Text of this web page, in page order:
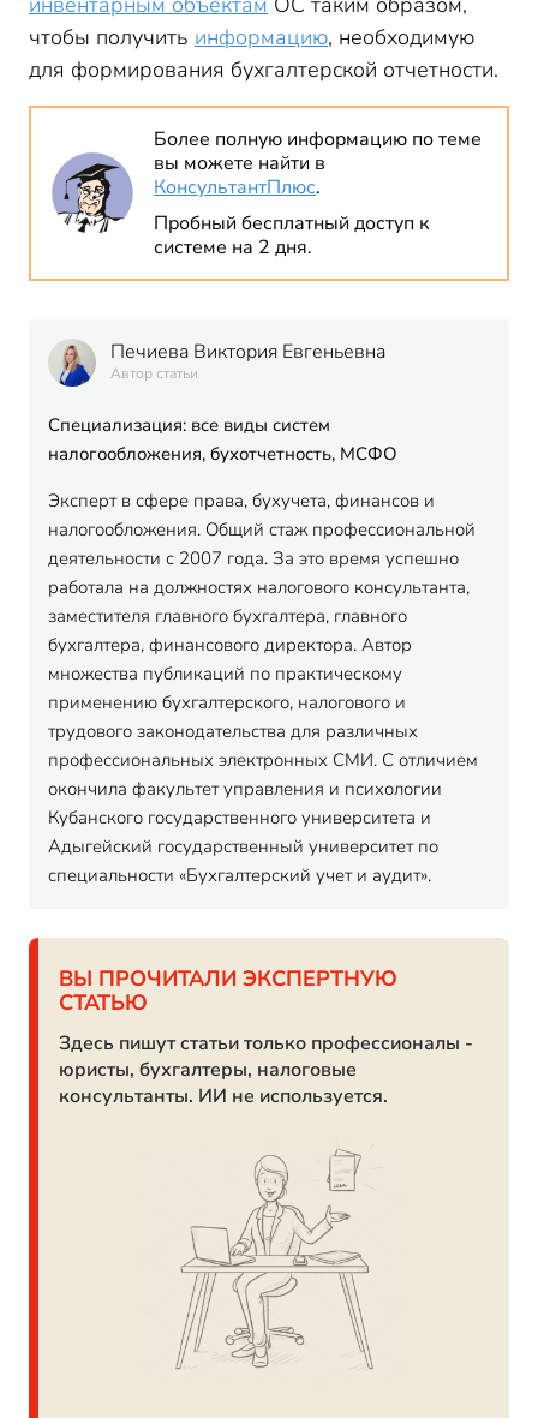
чтобы получить информацию, необходимую
для формирования бухгалтерской отчетности.
Более полную информацию по теме
вы можете найти в
КонсультантПлюс.
Пробный бесплатный доступ к
системе на 2 дня.
Печиева Виктория Евгеньевна
Автор статьи
Специализация: все виды систем
налогообложения, бухотчетность, МСФО
Эксперт в сфере права, бухучета, финансов и
налогообложения. Общий стаж профессиональной
деятельности с 2007 года. За это время успешно
работала на должностях налогового консультанта,
заместителя главного бухгалтера, главного
бухгалтера, финансового директора. Автор
множества публикаций по практическому
применению бухгалтерского, налогового и
трудового законодательства для различных
профессиональных электронных СМИ. С отличием
окончила факультет управления и психологии
Кубанского государственного университета и
Адыгейский государственный университет по
специальности «Бухгалтерский учет и аудит».
ВЫ ПРОЧИТАЛИ ЭКСПЕРТНУЮ
СТАТЬЮ
Здесь пишут статьи только профессионалы -
юристы, бухгалтеры, налоговые
консультанты. ИИ не используется.